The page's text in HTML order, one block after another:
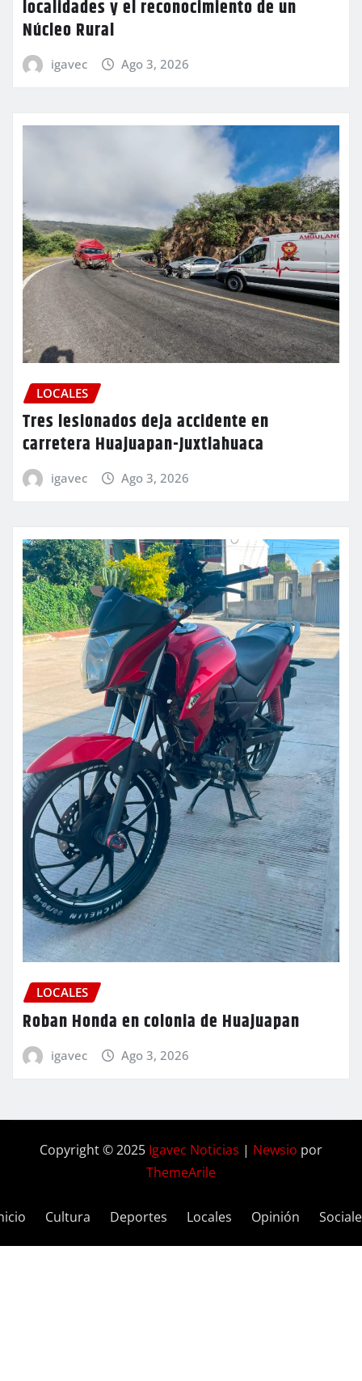
localidades y el reconocimiento de un
Núcleo Rural
igavec Ago 3, 2026
LOCALES
Tres lesionados deja accidente en
carretera Huajuapan-Juxtlahuaca
igavec Ago 3, 2026
LOCALES
Roban Honda en colonia de Huajuapan
igavec Ago 3, 2026
Copyright © 2025 Igavec Noticias | Newsio por
ThemeArile
Cultura Deportes Locales Opinión